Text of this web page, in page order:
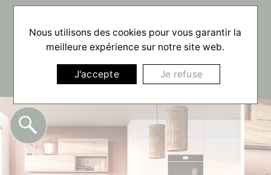
☰
Nous utilisons des cookies pour vous garantir la
meilleure expérience sur notre site web.
J'accepte Je refuse